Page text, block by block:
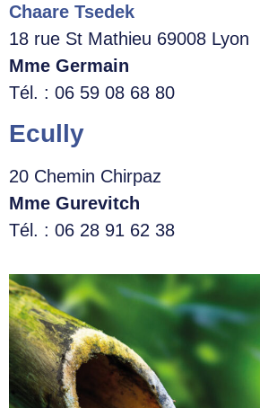
Chaare Tsedek
18 rue St Mathieu 69008 Lyon
Mme Germain
Tél. : 06 59 08 68 80
Ecully
20 Chemin Chirpaz
Mme Gurevitch
Tél. : 06 28 91 62 38